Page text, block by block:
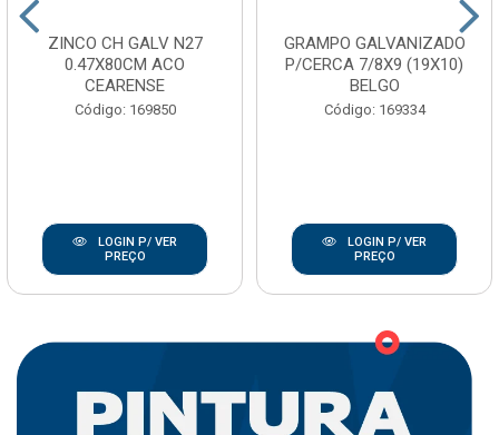
ZINCO CH GALV N27
0.47X80CM ACO
CEARENSE
Código: 169850
LOGIN P/ VER
PREÇO
GRAMPO GALVANIZADO
P/CERCA 7/8X9 (19X10)
BELGO
Código: 169334
LOGIN P/ VER
PREÇO